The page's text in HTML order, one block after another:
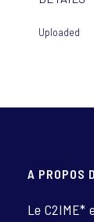
Uploaded
A PROPOS
Le C2IME*